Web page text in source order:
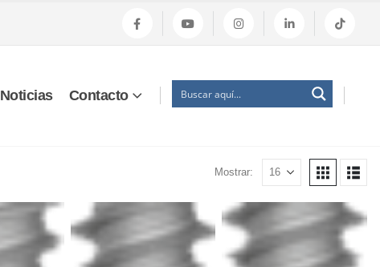
Noticias Contacto
Mostrar: